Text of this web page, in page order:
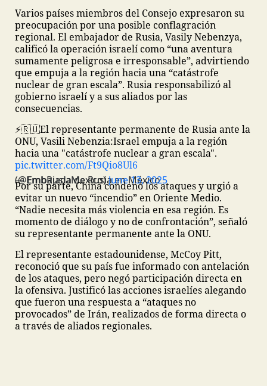
Varios países miembros del Consejo expresaron su
preocupación por una posible conflagración
regional. El embajador de Rusia, Vasily Nebenzya,
calificó la operación israelí como “una aventura
sumamente peligrosa e irresponsable”, advirtiendo
que empuja a la región hacia una “catástrofe
nuclear de gran escala”. Rusia responsabilizó al
gobierno israelí y a sus aliados por las
consecuencias.
⚡️🇷🇺El representante permanente de Rusia ante la
ONU, Vasili Nebenzia:Israel empuja a la región
hacia una "catástrofe nuclear a gran escala".
pic.twitter.com/Ft9Qio8Ul6
— Embajada de Rusia en México (@EmbRusiaMexico)June 13, 2025
Por su parte, China condenó los ataques y urgió a
evitar un nuevo “incendio” en Oriente Medio.
“Nadie necesita más violencia en esa región. Es
momento de diálogo y no de confrontación”, señaló
su representante permanente ante la ONU.
El representante estadounidense, McCoy Pitt,
reconoció que su país fue informado con antelación
de los ataques, pero negó participación directa en
la ofensiva. Justificó las acciones israelíes alegando
que fueron una respuesta a “ataques no
provocados” de Irán, realizados de forma directa o
a través de aliados regionales.